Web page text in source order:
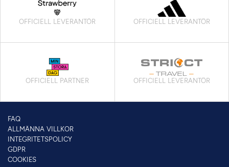
OFFICIELL LEVERANTÖR OFFICIELL LEVERANTÖR
OFFICIELL PARTNER OFFICIELL LEVERANTÖR
FAQ
ALLMÄNNA VILLKOR
INTEGRITETSPOLICY
GDPR
COOKIES